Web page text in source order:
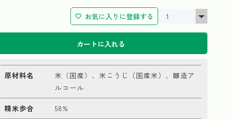
お気に入りに登録する
カートに入れる
原材料名
米（国産）、米こうじ（国産米）、醸造ア
ルコール
精米歩合 58%